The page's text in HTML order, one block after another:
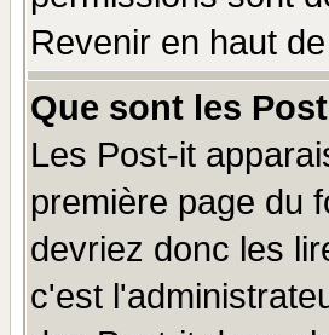
Revenir en haut
Que sont les
Les Post-it
première page du
devriez donc les
c'est